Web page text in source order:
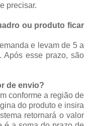
precisar.
ou produto ficar
e levam de 5 a
Após esse prazo, são
de envio?
conforme a região de
do produto e insira
retornará o valor